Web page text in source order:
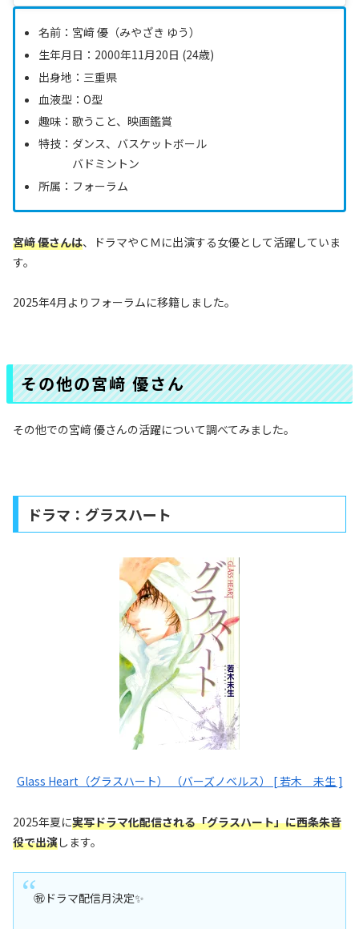
名前：宮﨑 優（みやざき ゆう）
生年月日：2000年11月20日 (24歳)
出身地：三重県
血液型：O型
趣味：歌うこと、映画鑑賞
特技：ダンス、バスケットボール
バドミントン
所属：フォーラム
宮﨑 優さんは、ドラマやＣＭに出演する女優として活躍していま
す。
2025年4月よりフォーラムに移籍しました。
その他の宮﨑 優さん
その他での宮﨑 優さんの活躍について調べてみました。
ドラマ：グラスハート
Glass Heart（グラスハート） （バーズノベルス） [ 若木 未生 ]
2025年夏に実写ドラマ化配信される「グラスハート」に西条朱音
役で出演します。
㊗ドラマ配信月決定✨